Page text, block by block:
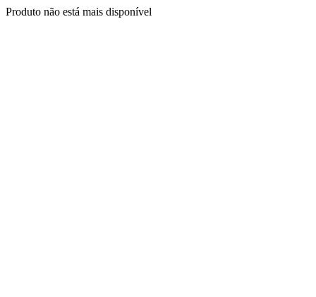
Produto não está mais disponível